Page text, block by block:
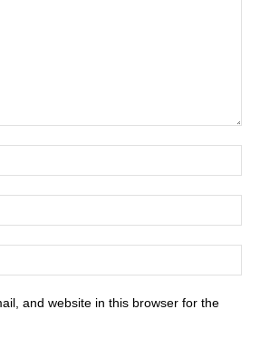
and website in this browser for the